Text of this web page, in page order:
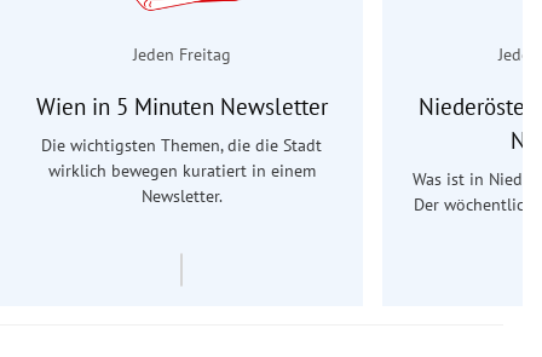
Jeden Freitag
Wien in 5 Minuten Newsletter
Die wichtigsten Themen, die die Stadt
wirklich bewegen kuratiert in einem
Newsletter.
Was ist in
Der